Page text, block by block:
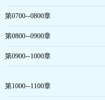
第0700--0800章
第0800--0900章
第0900--1000章
第1000--1100章